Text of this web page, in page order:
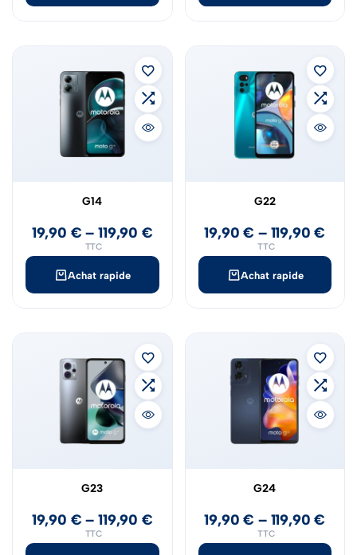
Achat rapide
G14
19,90 € –119,90 €
TTC
Achat rapide
G22
19,90€ – 119,90€
TTC
G23
19,90 € –119,90 €
TTC
G24
19,90€ – 119,90€
TTC